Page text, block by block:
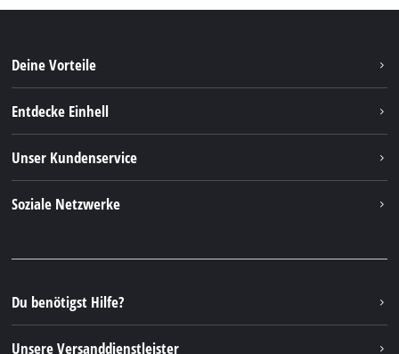
Deine Vorteile
Entdecke Einhell
Nachhaltigkeit
Unser Kundenservice
FAQs
Rücksendungen / Widerruf
Soziale Netzwerke
Instagram
TikTok
Du benötigst Hilfe?
Unsere Versanddienstleister